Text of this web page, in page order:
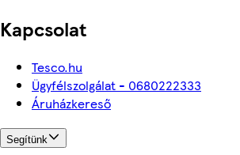
Kapcsolat
Tesco.hu
Ügyfélszolgálat - 0680222333
Áruházkereső
Segítünk